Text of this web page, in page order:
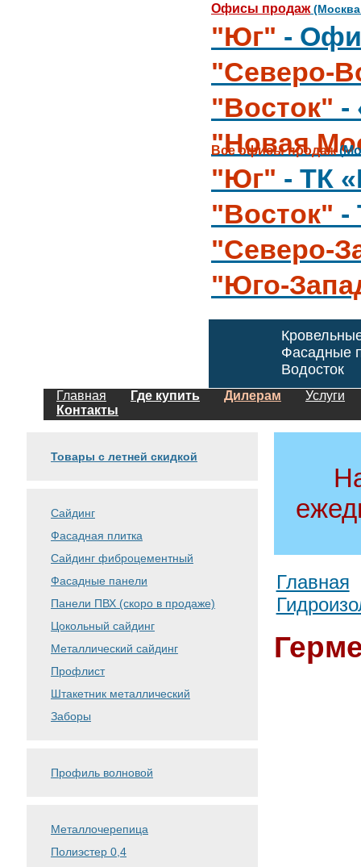
Офисы продаж(Москва
"Юг" -
"Северо-
"Восток" -
"Новая
"Юг" - ТК
"Восток" -
"Северо-
"Юго-
Все офисы продаж
Фасадные
Водосток
Главная Где купить Дилерам
Услуги
Контакты
Товары с летней скидкой
Сайдинг
Фасадная плитка
Сайдинг фиброцементный
Фасадные панели
Панели ПВХ (скоро в продаже)
Цокольный сайдинг
Металлический сайдинг
Профлист
Штакетник металлический
Заборы
Профиль волновой
Металлочерепица
Полиэстер 0,4
Главная